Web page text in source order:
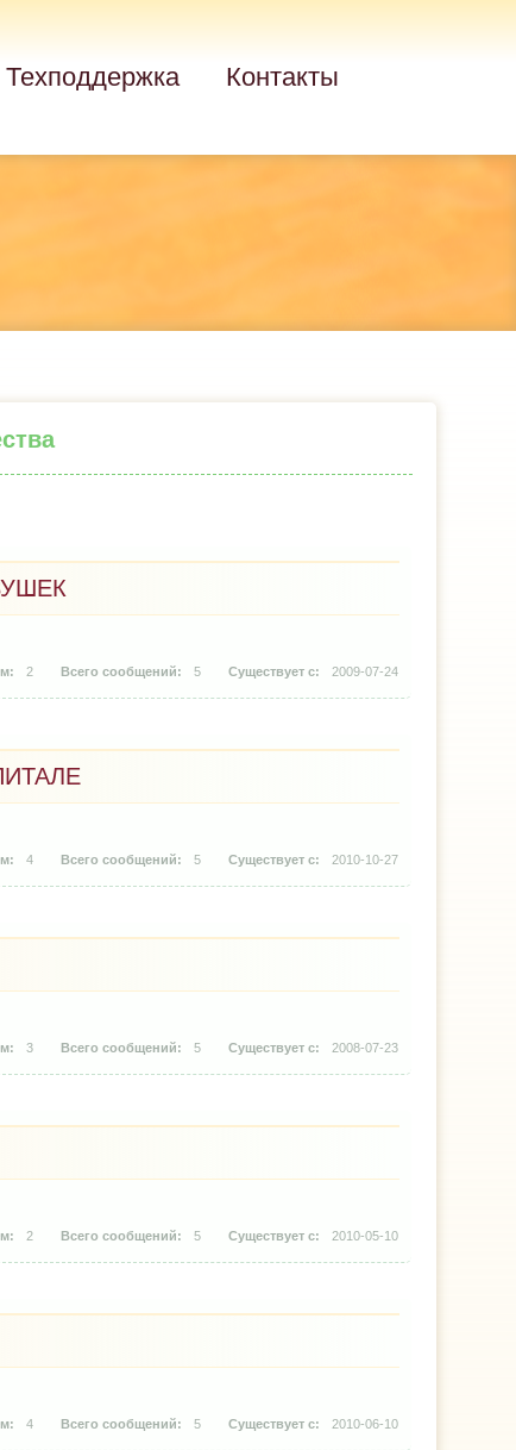
Техподдержка Контакты
2 5 2009-07-24
4 5 2010-10-27
3 5 2008-07-23
2 5 2010-05-10
4 5 2010-06-10